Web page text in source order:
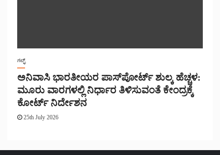
ಗಲ್ಫ್
ಅನಿವಾಸಿ ಭಾರತೀಯರ ಪಾಸ್‌ಪೋರ್ಟ್ ಶುಲ್ಕ ಹೆಚ್ಚಳ:
ಮೂರು ವಾರಗಳಲ್ಲಿ ನಿರ್ಧಾರ ತಿಳಿಸುವಂತೆ ಕೇಂದ್ರಕ್ಕೆ
ಕೋರ್ಟ್ ನಿರ್ದೇಶನ
25th July 2026